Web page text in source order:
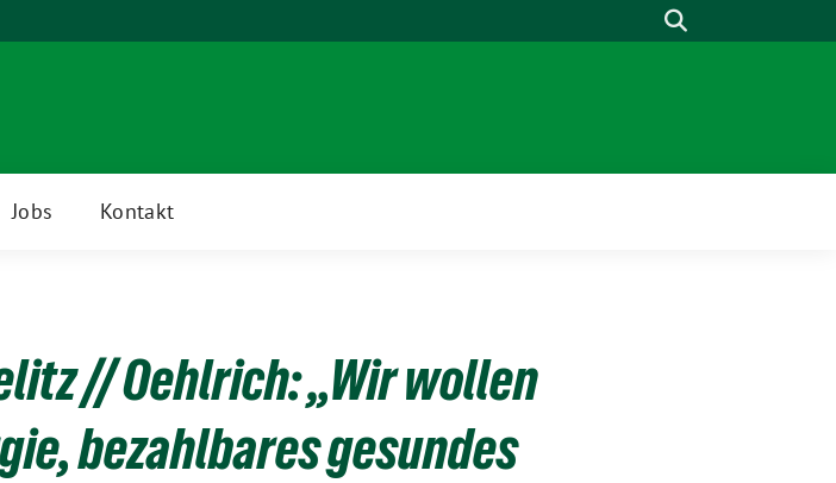
Suche
Jobs Kontakt
// Oehlrich: „Wir wollen
bezahlbares gesundes